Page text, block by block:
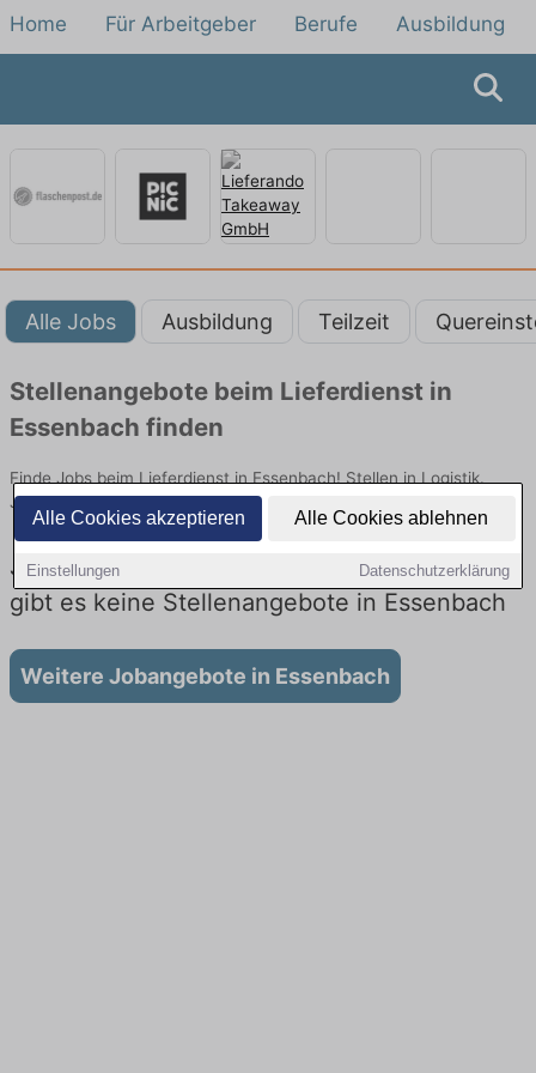
Alle Cookies akzeptieren Alle Cookies ablehnen
Einstellungen Datenschutzerklärung
Home Für Arbeitgeber Berufe Ausbildung
Alle Jobs Ausbildung Teilzeit
Stellenangebote beim Lieferdienst in
Essenbach finden
Finde Jobs beim Lieferdienst in Essenbach! Stellen in Logistik.
Jetzt bewerben!
Jobs beim Lieferdienst in Essenbach: Aktuell
gibt es keine Stellenangebote in Essenbach
Weitere Jobangebote in Essenbach